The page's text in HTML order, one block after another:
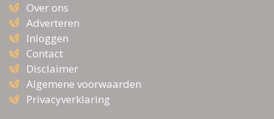
Over ons
Adverteren
Inloggen
Contact
Disclaimer
Algemene voorwaarden
Privacyverklaring